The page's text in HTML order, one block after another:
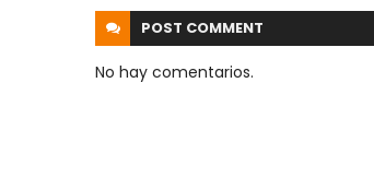
POST COMMENT
No hay comentarios.